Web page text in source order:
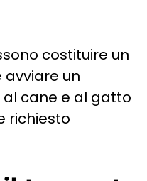
costituire un
un
cane e al gatto
richiesto